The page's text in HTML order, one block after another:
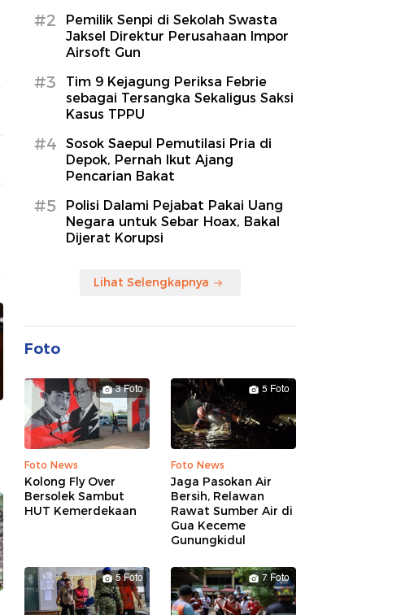
#2
Pemilik Senpi di Sekolah Swasta
Jaksel Direktur Perusahaan Impor
Airsoft Gun
#3
Tim 9 Kejagung Periksa Febrie
sebagai Tersangka Sekaligus Saksi
Kasus TPPU
#4
Sosok Saepul Pemutilasi Pria di
Depok, Pernah Ikut Ajang
Pencarian Bakat
#5
Polisi Dalami Pejabat Pakai Uang
Negara untuk Sebar Hoax, Bakal
Dijerat Korupsi
Lihat Selengkapnya
Foto
3 Foto
Foto News
Kolong Fly Over
Bersolek Sambut
HUT Kemerdekaan
5 Foto
Foto News
Jaga Pasokan Air
Bersih, Relawan
Rawat Sumber Air di
Gua Keceme
Gunungkidul
5 Foto 7 Foto